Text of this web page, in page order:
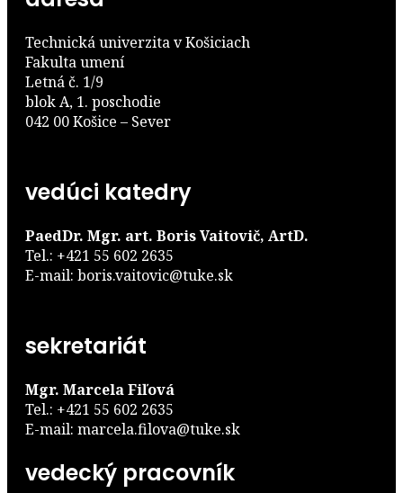
Technická univerzita v Košiciach
Fakulta umení
Letná č. 1/9
blok A, 1. poschodie
042 00 Košice – Sever
vedúci katedry
PaedDr. Mgr. art. Boris Vaitovič, ArtD.
Tel.: +421 55 602 2635
E-mail: boris.vaitovic@tuke.sk
sekretariát
Mgr. Marcela Fiľová
Tel.: +421 55 602 2635
E-mail: marcela.filova@tuke.sk
vedecký pracovník